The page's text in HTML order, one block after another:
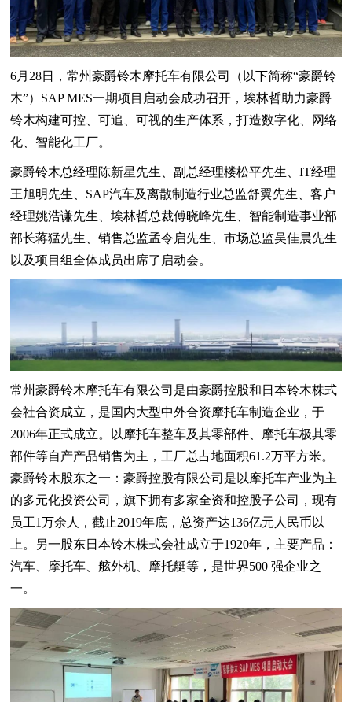
6月28日，常州豪爵铃木摩托车有限公司（以下简称“豪爵铃
木”）SAP MES一期项目启动会成功召开，埃林哲助力豪爵
铃木构建可控、可追、可视的生产体系，打造数字化、网络
化、智能化工厂。
豪爵铃木总经理陈新星先生、副总经理楼松平先生、IT经理
王旭明先生、SAP汽车及离散制造行业总监舒翼先生、客户
经理姚浩谦先生、埃林哲总裁傅晓峰先生、智能制造事业部
部长蒋猛先生、销售总监孟令启先生、市场总监吴佳晨先生
以及项目组全体成员出席了启动会。
常州豪爵铃木摩托车有限公司是由豪爵控股和日本铃木株式
会社合资成立，是国内大型中外合资摩托车制造企业，于
2006年正式成立。以摩托车整车及其零部件、摩托车极其零
部件等自产产品销售为主，工厂总占地面积61.2万平方米。
豪爵铃木股东之一：豪爵控股有限公司是以摩托车产业为主
的多元化投资公司，旗下拥有多家全资和控股子公司，现有
员工1万余人，截止2019年底，总资产达136亿元人民币以
上。另一股东日本铃木株式会社成立于1920年，主要产品：
汽车、摩托车、舷外机、摩托艇等，是世界500 强企业之
一。